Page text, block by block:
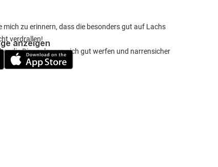
zu erinnern, dass die besonders gut auf Lachs
verdrallen!
die Dinger lassen sich gut werfen und narrensicher
anzeigen